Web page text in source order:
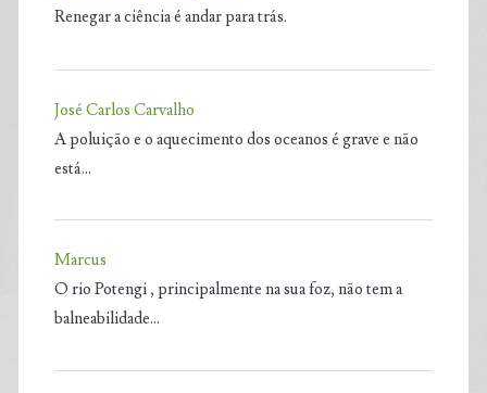
Renegar a ciência é andar para trás.
José Carlos Carvalho
A poluição e o aquecimento dos oceanos é grave e não
está…
Marcus
O rio Potengi , principalmente na sua foz, não tem a
balneabilidade…